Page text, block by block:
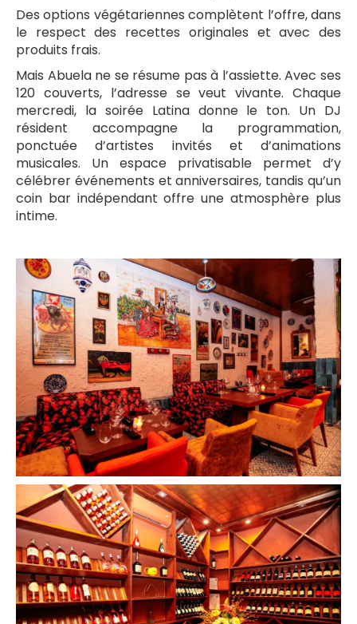
Des options végétariennes complètent l’offre, dans
le respect des recettes originales et avec des
produits frais.
Mais Abuela ne se résume pas à l’assiette. Avec ses
120 couverts, l’adresse se veut vivante. Chaque
mercredi, la soirée Latina donne le ton. Un DJ
résident accompagne la programmation,
ponctuée d’artistes invités et d’animations
musicales. Un espace privatisable permet d’y
célébrer événements et anniversaires, tandis qu’un
coin bar indépendant offre une atmosphère plus
intime.